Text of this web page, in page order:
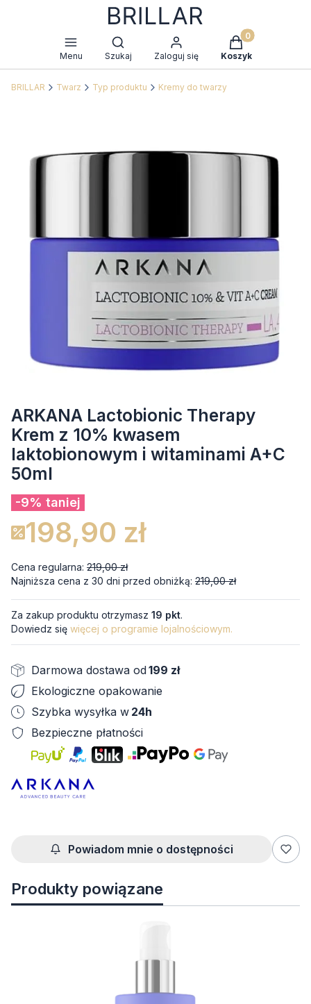
Menu
Otwórz wyszukiwarkę
Szukaj Zaloguj się
Produkty w
Koszyk
BRILLAR Twarz Typ produktu Kremy do twarzy
ARKANA Lactobionic Therapy
Krem z 10% kwasem
laktobionowym i witaminami A+C
50ml
-9% taniej
198,90 zł
Cena regularna: 219,00 zł
Najniższa cena z 30 dni przed obniżką: 219,00 zł
Za zakup produktu otrzymasz 19 pkt.
Dowiedz się więcej o programie lojalnościowym.
Darmowa dostawa od199 zł
Ekologiczne opakowanie
Szybka wysyłka w 24h
Bezpieczne płatności
Powiadom mnie o dostępności
Produkty powiązane